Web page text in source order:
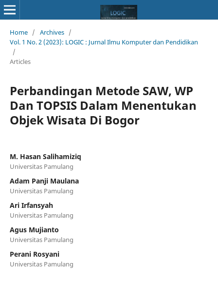
Home / Archives /
Vol. 1 No. 2 (2023): LOGIC : Jurnal Ilmu Komputer dan Pendidikan
/
Articles
Perbandingan Metode SAW, WP
Dan TOPSIS Dalam Menentukan
Objek Wisata Di Bogor
M. Hasan Salihamiziq
Universitas Pamulang
Adam Panji Maulana
Universitas Pamulang
Ari Irfansyah
Universitas Pamulang
Agus Mujianto
Universitas Pamulang
Perani Rosyani
Universitas Pamulang